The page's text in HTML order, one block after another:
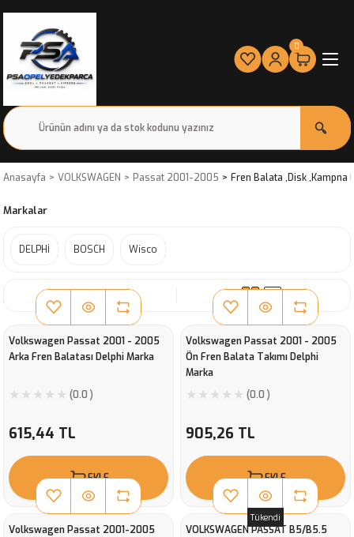
0
Anasayfa VOLKSWAGEN Passat 2001-2005 Fren Balata ,Disk ,Kampna
Markalar
DELPHİ BOSCH Wisco
Volkswagen Passat 2001 - 2005
Arka Fren Balatası Delphi Marka
(0.0 )
615,44 TL
EKLE
Volkswagen Passat 2001 - 2005
Ön Fren Balata Takımı Delphi
Marka
(0.0 )
905,26 TL
EKLE
Volkswagen Passat 2001-2005
Tükendi
VOLKSWAGEN PASSAT B5/B5.5